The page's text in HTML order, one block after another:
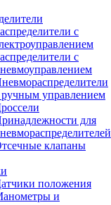
с
с
ручным управлением
для
клапаны
положения
и